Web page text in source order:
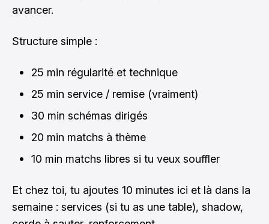
avancer.
Structure simple :
25 min régularité et technique
25 min service / remise (vraiment)
30 min schémas dirigés
20 min matchs à thème
10 min matchs libres si tu veux souffler
Et chez toi, tu ajoutes 10 minutes ici et là dans la
semaine : services (si tu as une table), shadow,